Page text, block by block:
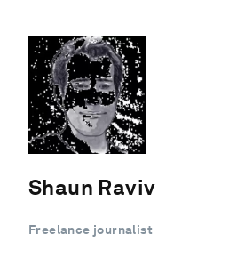
Shaun Raviv
Freelance journalist